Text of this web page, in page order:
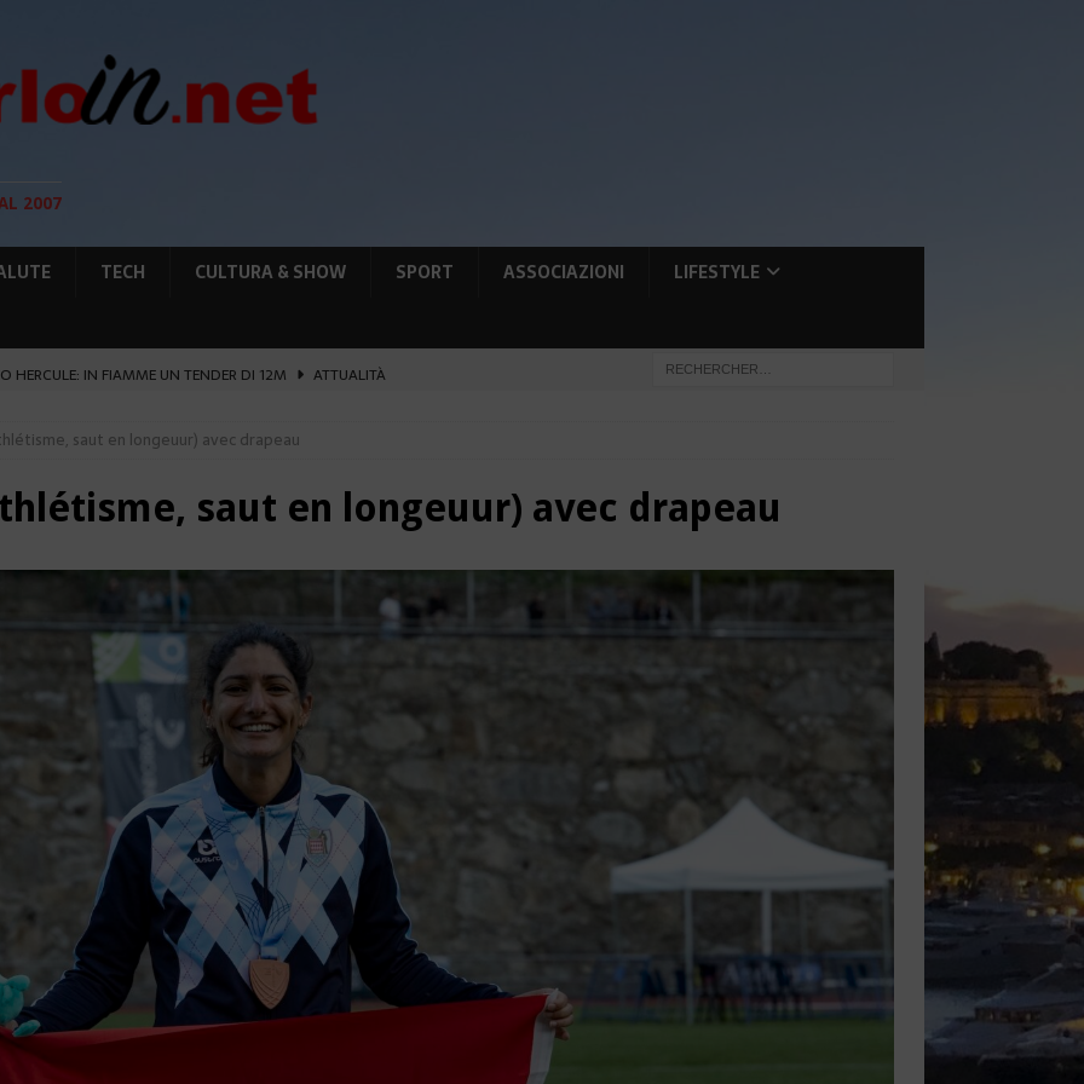
2007
TECH CULTURA & SHOW SPORT ASSOCIAZIONI
LIFESTYLE
HERCULE: IN FIAMME UN TENDER DI 12M
ATTUALITÀ
DI PLACE D’ARMES
ATTUALITÀ
RAFFORZANO LA COOPERAZIONE
ATTUALITÀ
ESPLOSIVO A MONACO SI ESTENDE
saut en longeuur) avec drapeau
saut en longeuur) avec drapeau